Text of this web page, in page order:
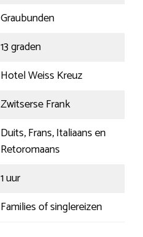
Graubunden
13 graden
Hotel Weiss Kreuz
Zwitserse Frank
Duits, Frans, Italiaans en
Retoromaans
1 uur
Families of singlereizen